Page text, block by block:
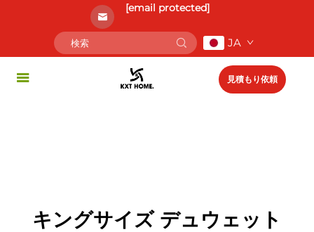
[email protected]
JA
見積もり依頼
キングサイズ デュウェット